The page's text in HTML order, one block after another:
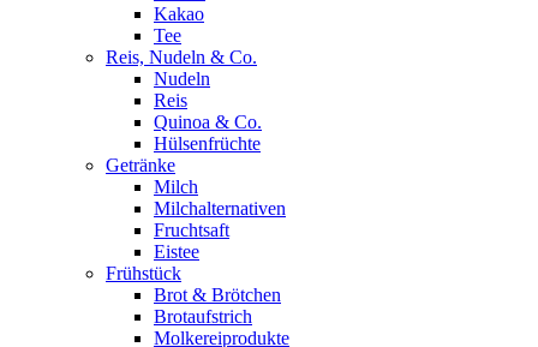
Kakao
Tee
Reis, Nudeln & Co.
Nudeln
Reis
Quinoa & Co.
Hülsenfrüchte
Getränke
Milch
Milchalternativen
Fruchtsaft
Eistee
Frühstück
Brot & Brötchen
Brotaufstrich
Molkereiprodukte